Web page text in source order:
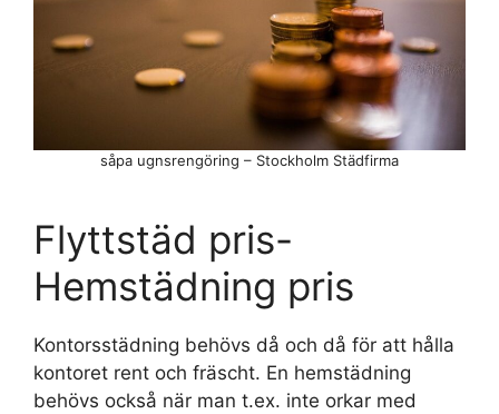
såpa ugnsrengöring – Stockholm Städfirma
Flyttstäd pris-
Hemstädning pris
Kontorsstädning behövs då och då för att hålla
kontoret rent och fräscht. En hemstädning
behövs också när man t.ex. inte orkar med